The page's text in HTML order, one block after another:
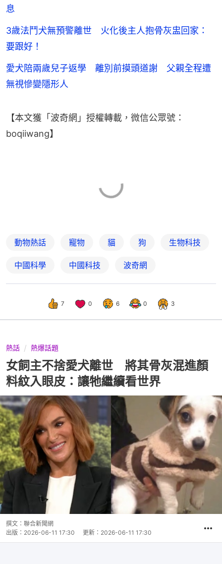
息
3歲法鬥犬無預警離世 火化後主人抱骨灰盅回家：
要跟好！
愛犬陪兩歲兒子返學 離別前摸頭道謝 父親全程遭
無視慘變隱形人
【本文獲「波奇網」授權轉載，微信公眾號：
boqiiwang】
動物熱話 寵物 貓 狗 生物科技
中國科學 中國科技 波奇網
7 0 6 0 3
熱話 熱爆話題
女飼主不捨愛犬離世 將其骨灰混進顏
料紋入眼皮：讓牠繼續看世界
撰文： 聯合新聞網
出版： 2026-06-11 17:30 更新： 2026-06-11 17:30